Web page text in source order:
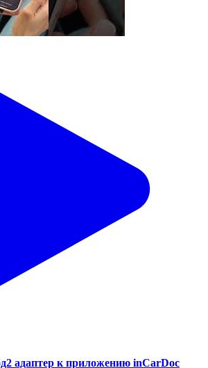
адаптер к приложению inCarDoc